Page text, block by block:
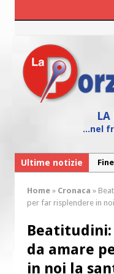
LA
...nel
Ultime notizie
Home » Cronaca »
per far risplendere in
Beatitudini:
da amare
in noi la